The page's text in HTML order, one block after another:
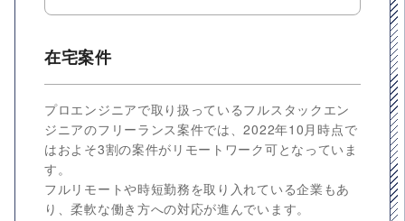
在宅案件
プロエンジニアで取り扱っているフルスタックエン
ジニアのフリーランス案件では、2022年10月時点で
はおよそ3割の案件がリモートワーク可となっていま
す。
フルリモートや時短勤務を取り入れている企業もあ
り、柔軟な働き方への対応が進んでいます。